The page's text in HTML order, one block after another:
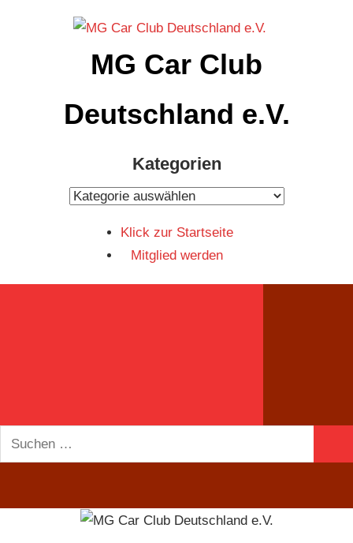
MG Car Club
Deutschland e.V.
Kategorien
Kategorien
Klick zur Startseite
Mitglied werden
Suchen
nach: